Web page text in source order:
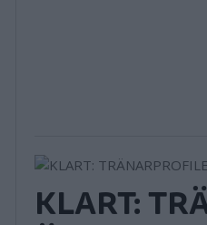
KLART: